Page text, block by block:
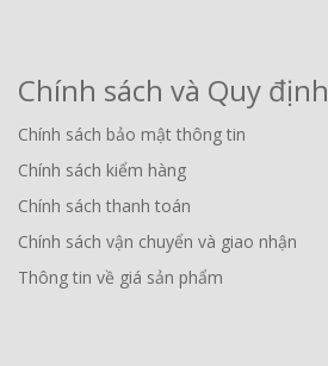
Chính sách và Quy định
Chính sách bảo mật thông tin
Chính sách kiểm hàng
Chính sách thanh toán
Chính sách vận chuyển và giao nhận
Thông tin về giá sản phẩm